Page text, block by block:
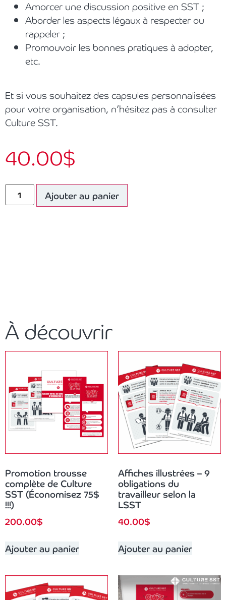
Amorcer une discussion positive en SST ;
Aborder les aspects légaux à respecter ou
rappeler ;
Promouvoir les bonnes pratiques à adopter,
etc.
Et si vous souhaitez des capsules personnalisées
pour votre organisation, n’hésitez pas à consulter
Culture SST.
40.00$
Ajouter au panier
À découvrir
Promotion trousse
complète de Culture
SST (Économisez 75$
!!!)
200.00$
Ajouter au panier
Affiches illustrées – 9
obligations du
travailleur selon la
LSST
40.00$
Ajouter au panier